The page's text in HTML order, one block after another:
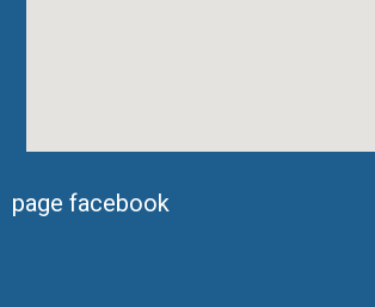
page facebook